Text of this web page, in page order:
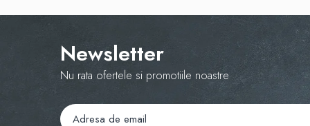
Newsletter
Nu rata ofertele si promotiile noastre